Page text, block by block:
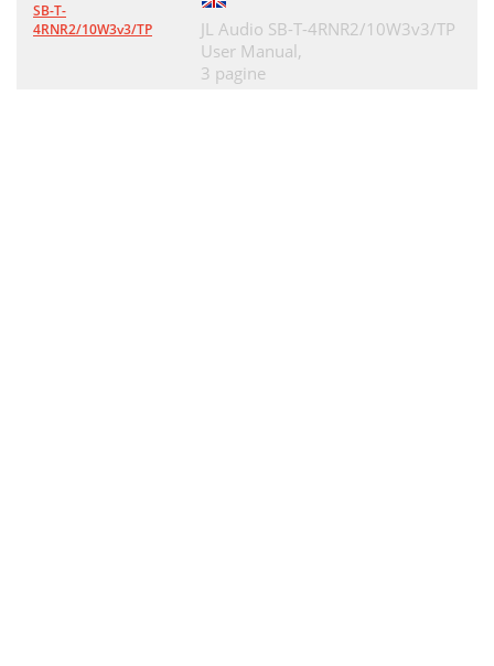
SB-T-
4RNR2/10W3v3/TP
JL Audio SB-T-4RNR2/10W3v3/TP
User Manual,
3 pagine